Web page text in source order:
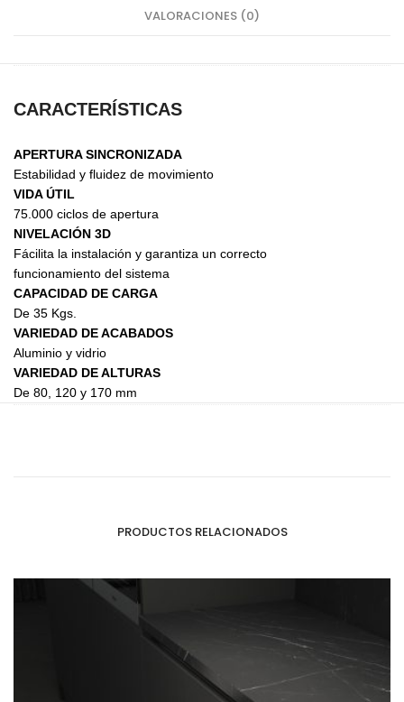
VALORACIONES (0)
CARACTERÍSTICAS
APERTURA SINCRONIZADA
Estabilidad y fluidez de movimiento
VIDA ÚTIL
75.000 ciclos de apertura
NIVELACIÓN 3D
Fácilita la instalación y garantiza un correcto
funcionamiento del sistema
CAPACIDAD DE CARGA
De 35 Kgs.
VARIEDAD DE ACABADOS
Aluminio y vidrio
VARIEDAD DE ALTURAS
De 80, 120 y 170 mm
PRODUCTOS RELACIONADOS